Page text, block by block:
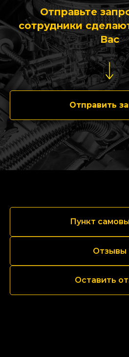
Отправьте
сотрудники
Вас
Отправить
Пункт
Отзывы
Оставить